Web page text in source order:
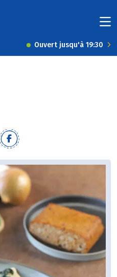
Ouvert jusqu'à 19:30